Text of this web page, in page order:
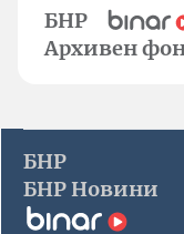
БНР
Архивен
БНР
БНР Новини